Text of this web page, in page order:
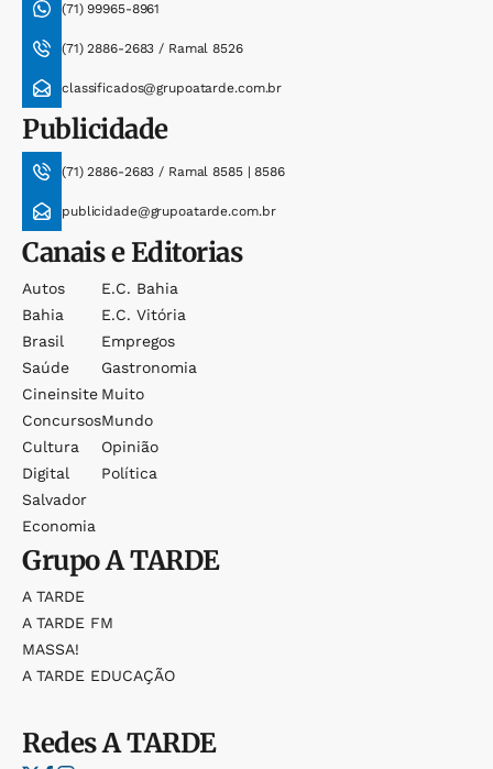
(71) 99965-8961
(71) 2886-2683 / Ramal 8526
classificados@grupoatarde.com.br
Publicidade
(71) 2886-2683 / Ramal 8585 | 8586
publicidade@grupoatarde.com.br
Canais e Editorias
Autos
Bahia
Brasil
Saúde
Cineinsite
Concursos
Cultura
Digital
Salvador
Economia
E.c. Bahia
E.c. Vitória
Empregos
Gastronomia
Muito
Mundo
Opinião
Política
GrupoA TARDE
A TARDE
A TARDE FM
MASSA!
A TARDE EDUCAÇÃO
RedesA TARDE